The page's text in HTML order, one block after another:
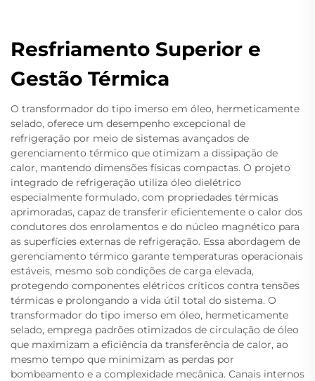
Resfriamento Superior e
Gestão Térmica
O transformador do tipo imerso em óleo, hermeticamente
selado, oferece um desempenho excepcional de
refrigeração por meio de sistemas avançados de
gerenciamento térmico que otimizam a dissipação de
calor, mantendo dimensões físicas compactas. O projeto
integrado de refrigeração utiliza óleo dielétrico
especialmente formulado, com propriedades térmicas
aprimoradas, capaz de transferir eficientemente o calor dos
condutores dos enrolamentos e do núcleo magnético para
as superfícies externas de refrigeração. Essa abordagem de
gerenciamento térmico garante temperaturas operacionais
estáveis, mesmo sob condições de carga elevada,
protegendo componentes elétricos críticos contra tensões
térmicas e prolongando a vida útil total do sistema. O
transformador do tipo imerso em óleo, hermeticamente
selado, emprega padrões otimizados de circulação de óleo
que maximizam a eficiência da transferência de calor, ao
mesmo tempo que minimizam as perdas por
bombeamento e a complexidade mecânica. Canais internos